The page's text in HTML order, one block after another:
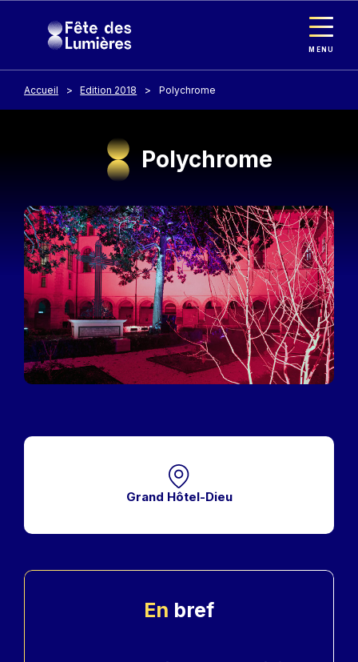
MENU
Accueil Edition 2018 Polychrome
Polychrome
Image
Grand Hôtel-Dieu
En bref